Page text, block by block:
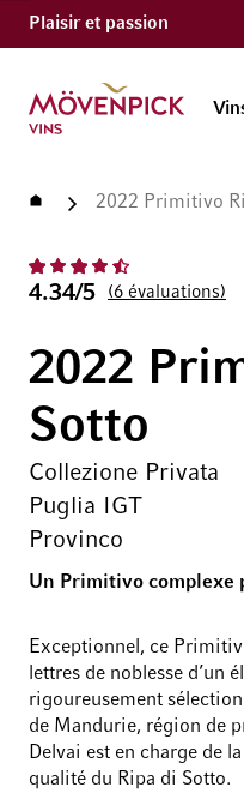
Plaisir et passion
Aller à la page d'accueil
Accueil 2022 Primitivo
4.34/5 6 évaluations
2022
Sotto
Collezione Privata
Puglia IGT
Provinco
Un Primitivo complexe
Exceptionnel, ce
lettres de noblesse d’un
rigoureusement
de Mandurie, région de
Delvai est en charge de
qualité du Ripa di Sotto.